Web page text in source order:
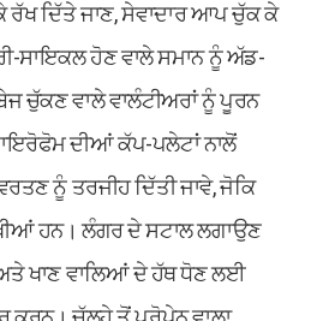
ਰੱਖ ਦਿੱਤੇ ਜਾਣ, ਸੇਵਾਦਾਰ ਆਪ ਚੁੱਕ ਕੇ
ਸਾਇਕਲ ਹੋਣ ਵਾਲੇ ਸਮਾਨ ਨੂੰ ਅੱਡ-
ਚੁੱਕਣ ਵਾਲੇ ਵਾਲੰਟੀਅਰਾਂ ਨੂੰ ਪੂਰਨ
ਦੀਆਂ ਕੱਪ-ਪਲੇਟਾਂ ਨਾਲੋਂ
ਨੂੰ ਤਰਜੀਹ ਦਿੱਤੀ ਜਾਵੇ, ਜੋਕਿ
ਹਨ। ਲੰਗਰ ਦੇ ਸਟਾਲ ਲਗਾਉਣ
ਖਾਣ ਵਾਲਿਆਂ ਦੇ ਹੱਥ ਧੋਣ ਲਈ